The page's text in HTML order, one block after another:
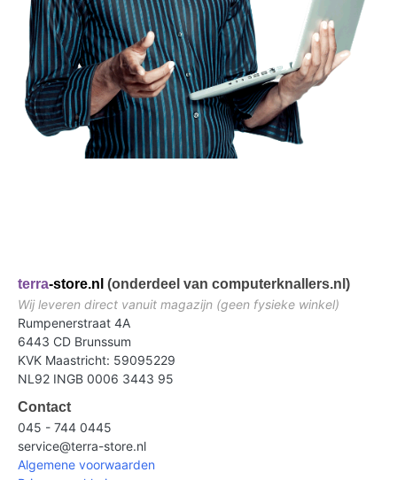
terra-store.nl (onderdeel van computerknallers.nl)
Wij leveren direct vanuit magazijn (geen fysieke winkel)
Rumpenerstraat 4A
6443 CD Brunssum
KVK Maastricht: 59095229
NL92 INGB 0006 3443 95
Contact
045 - 744 0445
service@terra-store.nl
Algemene voorwaarden